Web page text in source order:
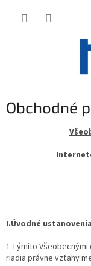
Obchodné
I.Úvodné
1.Týmito Všeobecnými
riadia právne vzťahy